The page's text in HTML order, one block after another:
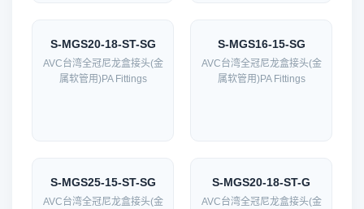
S-MGS20-18-ST-SG
AVC台湾全冠尼龙盒接头(金
属软管用)PA Fittings
S-MGS16-15-SG
AVC台湾全冠尼龙盒接头(金
属软管用)PA Fittings
S-MGS25-15-ST-SG
AVC台湾全冠尼龙盒接头(金
S-MGS20-18-ST-G
AVC台湾全冠尼龙盒接头(金